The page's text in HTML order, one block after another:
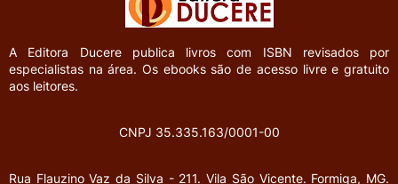
A Editora Ducere publica livros com ISBN revisados por
especialistas na área. Os ebooks são de acesso livre e gratuito
aos leitores.
CNPJ 35.335.163/0001-00
Rua Flauzino Vaz da Silva - 211.Vila São Vicente. Formiga, MG.